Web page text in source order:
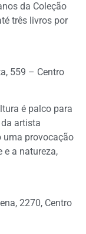
da Coleção
três livros por
559 – Centro
é palco para
artista
uma provocação
e a natureza,
2270, Centro